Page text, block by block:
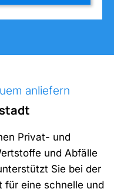
anliefern
Privat- und
und Abfälle
Sie bei der
für eine schnelle und